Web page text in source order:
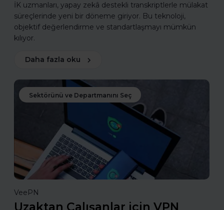
İK uzmanları, yapay zekâ destekli transkriptlerle mülakat
süreçlerinde yeni bir döneme giriyor. Bu teknoloji,
objektif değerlendirme ve standartlaşmayı mümkün
kılıyor.
Daha fazla oku
Sektörünü ve Departmanını Seç
VeePN
Uzaktan Çalışanlar için VPN